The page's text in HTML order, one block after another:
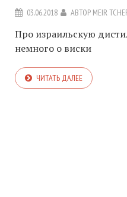
03.06.2018 АВТОР MEIR
Про израильскую
немного о виски
ЧИТАТЬ ДАЛЕЕ